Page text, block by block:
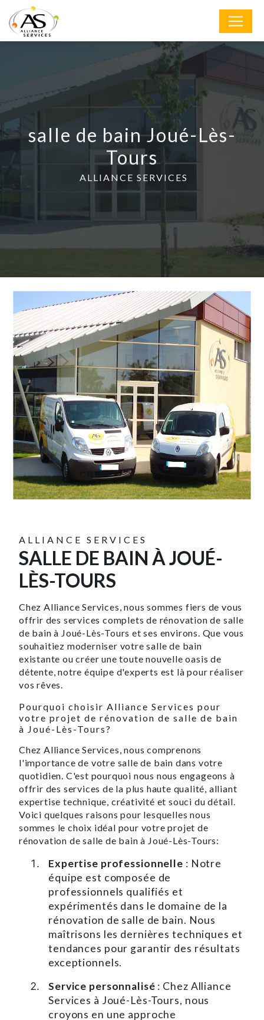
salle de bain Joué-Lès-
Tours
ALLIANCE SERVICES
ALLIANCE SERVICES
SALLE DE BAIN À JOUÉ-
LÈS-TOURS
Chez Alliance Services, nous sommes fiers de vous
offrir des services complets de rénovation de salle
de bain à Joué-Lès-Tours et ses environs. Que vous
souhaitiez moderniser votre salle de bain
existante ou créer une toute nouvelle oasis de
détente, notre équipe d'experts est là pour réaliser
vos rêves.
Pourquoi choisir Alliance Services pour
votre projet de rénovation de salle de bain
à Joué-Lès-Tours?
Chez Alliance Services, nous comprenons
l'importance de votre salle de bain dans votre
quotidien. C'est pourquoi nous nous engageons à
offrir des services de la plus haute qualité, alliant
expertise technique, créativité et souci du détail.
Voici quelques raisons pour lesquelles nous
sommes le choix idéal pour votre projet de
rénovation de salle de bain à Joué-Lès-Tours:
Expertise professionnelle : Notre
équipe est composée de
professionnels qualifiés et
expérimentés dans le domaine de la
rénovation de salle de bain. Nous
maîtrisons les dernières techniques et
tendances pour garantir des résultats
exceptionnels.
Service personnalisé : Chez Alliance
Services à Joué-Lès-Tours, nous
croyons en une approche
Panneau de gestion des cookies